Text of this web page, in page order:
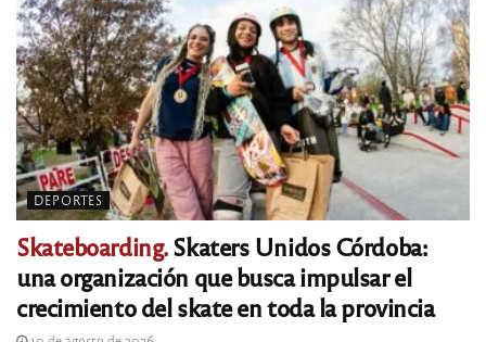
DEPORTES
Skateboarding.Skaters Unidos Córdoba:
una organización que busca impulsar el
crecimiento del skate en toda la provincia